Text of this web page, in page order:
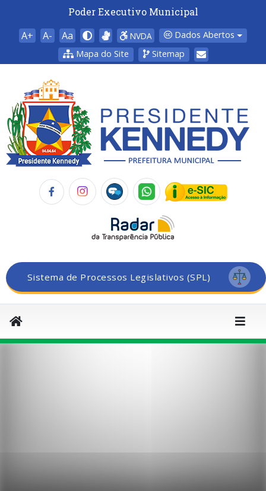
Poder Executivo Municipal
A+ A- Aa NVDA
Dados Abertos
Mapa do Site
Sitemap
Sistema de Processos Legislativos (SPL)